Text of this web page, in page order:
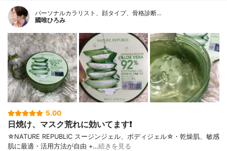
パーソナルカラリスト、顔タイプ、骨格診断…
國唯ひろみ
5.00
日焼け、マスク荒れに効いてます❗
☆NATURE REPUBLIC スージンジェル、ボディジェル☆・乾燥肌、敏感
肌に最適・活用方法が自由 +…続きを見る